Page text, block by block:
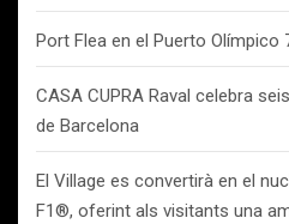
Port Flea en el Puerto Olímpico
CASA CUPRA Raval celebra
de Barcelona
El Village es convertirà en el
F1®, oferint als visitants una